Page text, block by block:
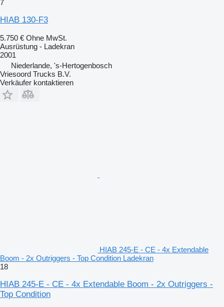
7
HIAB 130-F3
5.750 € Ohne MwSt.
Ausrüstung - Ladekran
2001
Niederlande, 's-Hertogenbosch
Vriesoord Trucks B.V.
Verkäufer kontaktieren
HIAB 245-E - CE - 4x Extendable
Boom - 2x Outriggers - Top Condition Ladekran
18
HIAB 245-E - CE - 4x Extendable Boom - 2x Outriggers -
Top Condition